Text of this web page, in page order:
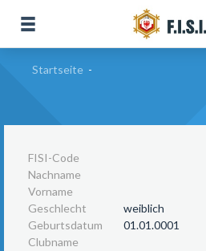
Startseite -
FISI-Code
Nachname
Vorname
Geschlecht
weiblich
Geburtsdatum
01.01.0001
Clubname